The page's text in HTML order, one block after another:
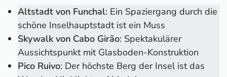
3. Pico Ruivo
4. Pico do Arieiro
5. 25 Fontes (25 Quellen)
6. Christus-Statue Cristo Rei
7. Grüner Kessel und Höllenkessel
Altstadt von Funchal: Ein Spaziergang durch die
schöne Inselhauptstadt ist ein Muss
Skywalk von Cabo Girão: Spektakulärer
Aussichtspunkt mit Glasboden-Konstruktion
Pico Ruivo: Der höchste Berg der Insel ist das